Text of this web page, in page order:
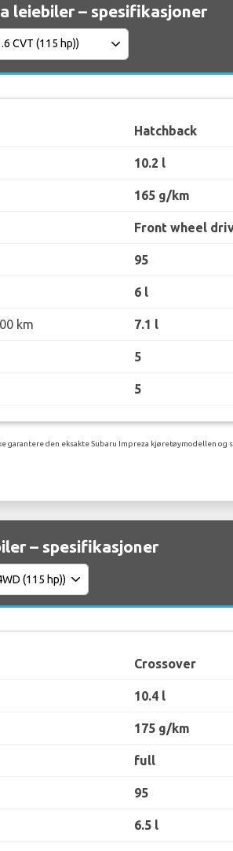
leiebiler – spesifikasjoner
Hatchback
10.2 l
165 g/km
Front wheel
95
6 l
km 7.1 l
5
5
garantere den eksakte Subaru Impreza kjøretøymodellen
– spesifikasjoner
Crossover
10.4 l
175 g/km
full
95
6.5 l